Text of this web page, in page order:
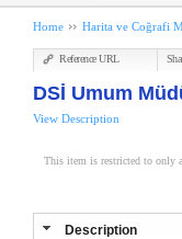
Home Harita ve Coğrafi
Reference URL
DSİ Umum
View Description
This item is restricted to only
Description